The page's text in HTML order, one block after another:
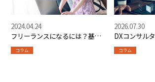
フリーランスになるには？基本
知識や活躍するための事前準備
とは？
2024.04.24
コラム
DXコンサル
学習ロードマ
2026.07.30
コラム